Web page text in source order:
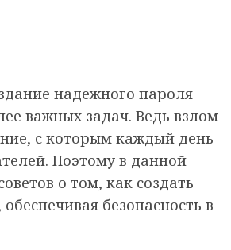
надежного пароля
важных задач. Ведь взлом
с которым каждый день
Поэтому в данной
о том, как создать
безопасность в